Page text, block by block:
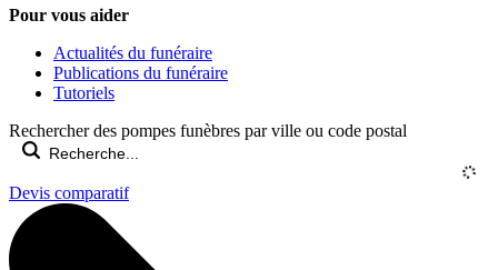
Pour vous aider
Actualités du funéraire
Publications du funéraire
Tutoriels
Rechercher des pompes funèbres par ville ou code postal
Devis comparatif